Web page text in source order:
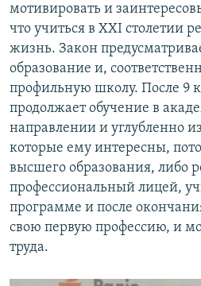
мотивировать и
что учиться в XXI столетии
жизнь. Закон
образование и,
профильную школу. После 9
продолжает обучение в
направлении и углубленно
которые ему интересны,
высшего образования, либо
профессиональный лицей,
программе и после
свою первую профессию, и
труда.